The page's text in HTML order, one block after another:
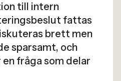
till intern
fattas
brett men
sparsamt, och
fråga som delar